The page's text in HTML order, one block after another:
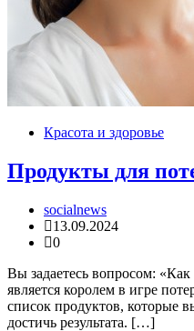
Красота и здоровье
Продукты для
socialnews
13.09.2024
0
Вы задаетесь вопросом:
является королем в игре
список продуктов, которые
достичь результата. […]